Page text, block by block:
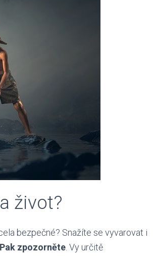
život?
bezpečné? Snažíte se vyvarovat i
Pak zpozorněte . Vy určitě